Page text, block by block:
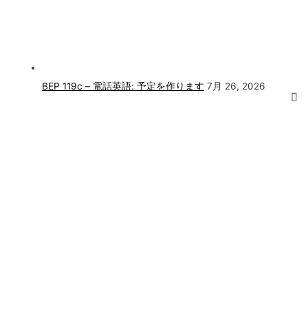
BEP 119c – 電話英語: 予定を作ります 7月 26, 2026